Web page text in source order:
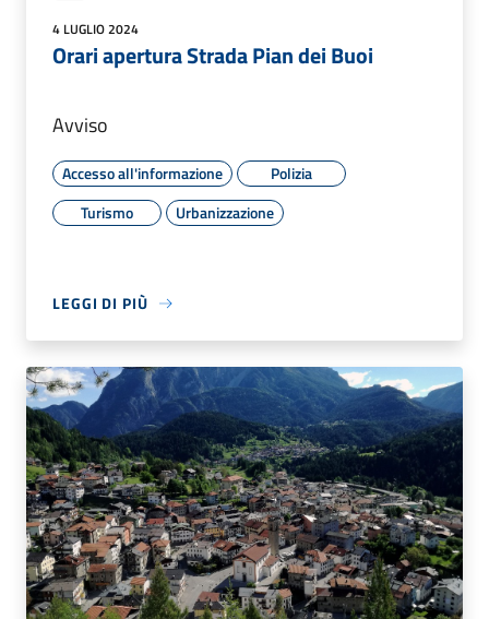
4 LUGLIO 2024
Orari apertura Strada Pian dei Buoi
Avviso
Accesso all'informazione
Polizia
Turismo
Urbanizzazione
LEGGI DI PIÙ